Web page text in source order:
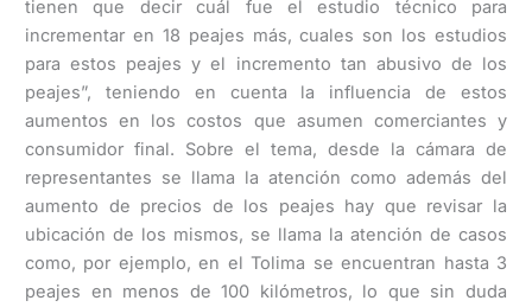
tienen que decir cuál fue el estudio técnico para
incrementar en 18 peajes más, cuales son los estudios
para estos peajes y el incremento tan abusivo de los
peajes”, teniendo en cuenta la influencia de estos
aumentos en los costos que asumen comerciantes y
consumidor final. Sobre el tema, desde la cámara de
representantes se llama la atención como además del
aumento de precios de los peajes hay que revisar la
ubicación de los mismos, se llama la atención de casos
como, por ejemplo, en el Tolima se encuentran hasta 3
peajes en menos de 100 kilómetros, lo que sin duda